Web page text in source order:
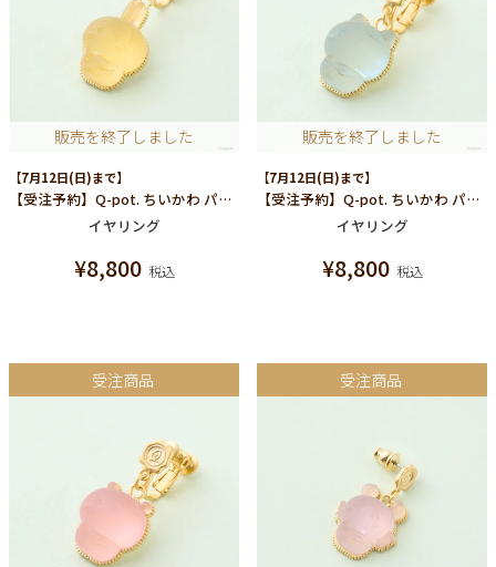
販売を終了しました
【7月12日(日)まで】
【受注予約】Q-pot. ちいかわ パートドゥフリュイ イヤリング (うさぎ)/片耳売り
イヤリング
¥8,800 税込
販売を終了しました
【7月12日(日)まで】
【受注予約】Q-pot. ちいかわ パートドゥフリュイ イヤリング (ハチワレ)/片耳売り
イヤリング
¥8,800 税込
受注商品 受注商品